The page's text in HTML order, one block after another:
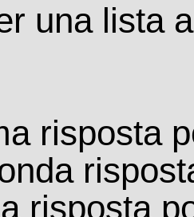
una lista
risposta
risposta